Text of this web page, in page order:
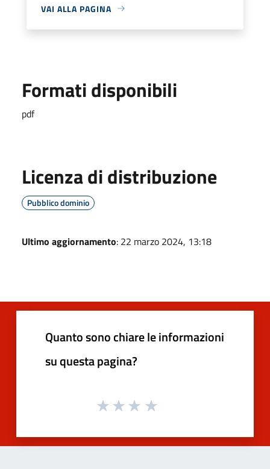
VAI ALLA PAGINA
Formati disponibili
pdf
Licenza di distribuzione
Pubblico dominio
Ultimo aggiornamento: 22 marzo 2024, 13:18
Quanto sono chiare le informazioni
su questa pagina?